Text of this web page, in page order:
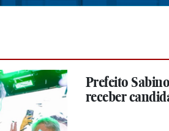
Prefeito
receber